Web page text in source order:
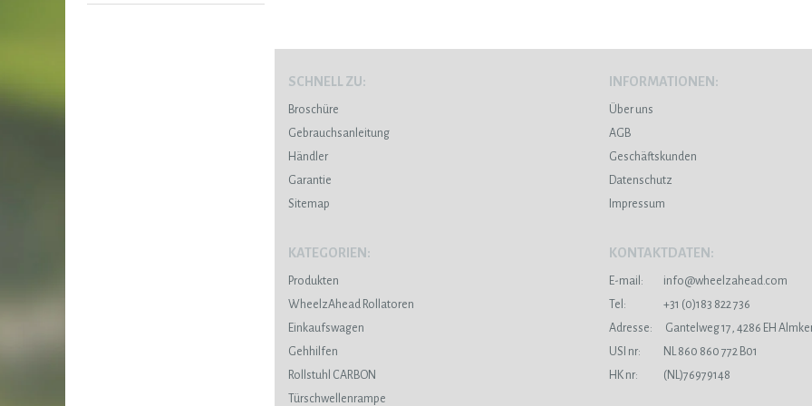
SCHNELL ZU:
Broschüre
Gebrauchsanleitung
Händler
Garantie
Sitemap
INFORMATIONEN:
Über uns
AGB
Geschäftskunden
Datenschutz
Impressum
KATEGORIEN:
Produkten
WheelzAhead Rollatoren
Einkaufswagen
Gehhilfen
Rollstuhl CARBON
Türschwellenrampe
KONTAKTDATEN:
E-mail:
info@wheelzahead.com
Tel:
+31 (0)183 822 736
Adresse:
Gantelweg 17, 4286 EH
USI nr:
NL 860 860 772 B01
HK nr:
(NL)76979148